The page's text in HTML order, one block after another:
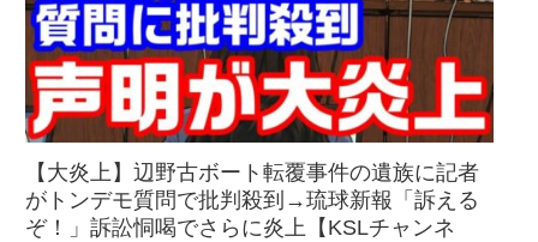
【大炎上】辺野古ボート転覆事件の遺族に記者
がトンデモ質問で批判殺到→琉球新報「訴える
ぞ！」訴訟恫喝でさらに炎上【KSLチャンネ